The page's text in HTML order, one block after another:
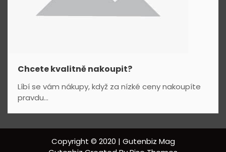
Chcete kvalitně nakoupit?
Líbí se vám nákupy, když za nízké ceny nakoupíte
pravdu...
Copyright © 2020 | Gutenbiz Mag